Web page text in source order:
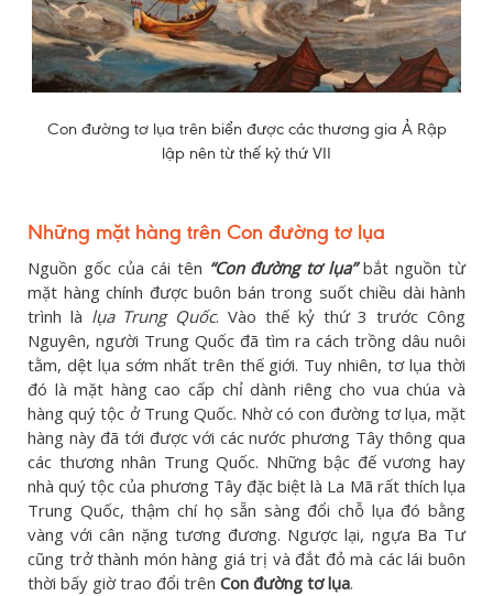
Con đường tơ lụa trên biển được các thương gia Ả Rập
lập nên từ thế kỷ thứ VII
Những mặt hàng trên Con đường tơ lụa
Nguồn gốc của cái tên “Con đường tơ lụa”bắt nguồn từ
mặt hàng chính được buôn bán trong suốt chiều dài hành
trình là lụa Trung Quốc. Vào thế kỷ thứ 3 trước Công
Nguyên, người Trung Quốc đã tìm ra cách trồng dâu nuôi
tằm, dệt lụa sớm nhất trên thế giới. Tuy nhiên, tơ lụa thời
đó là mặt hàng cao cấp chỉ dành riêng cho vua chúa và
hàng quý tộc ở Trung Quốc. Nhờ có con đường tơ lụa, mặt
hàng này đã tới được với các nước phương Tây thông qua
các thương nhân Trung Quốc. Những bậc đế vương hay
nhà quý tộc của phương Tây đặc biệt là La Mã rất thích lụa
Trung Quốc, thậm chí họ sẵn sàng đổi chỗ lụa đó bằng
vàng với cân nặng tương đương. Ngược lại, ngựa Ba Tư
cũng trở thành món hàng giá trị và đắt đỏ mà các lái buôn
thời bấy giờ trao đổi trên Con đường tơ lụa.